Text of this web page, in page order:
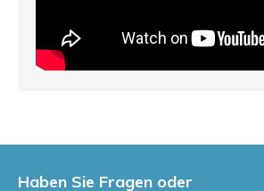
Haben Sie Fragen oder